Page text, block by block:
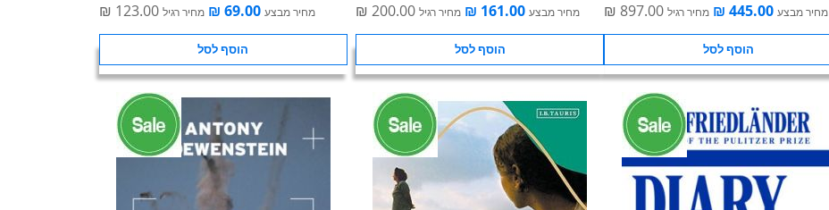
מחיר מבצע מחיר רגיל
הוסף לסל
מחיר מבצע ‏161.00 ‏₪ מחיר רגיל ‏200.00 ‏₪
הוסף לסל
מחיר מבצע ‏69.00 ‏₪ מחיר רגיל ‏123.00 ‏₪
הוסף לסל